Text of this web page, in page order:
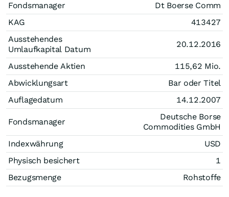
Fondsmanager
Dt Boerse Comm
KAG
413427
Ausstehendes
Umlaufkapital Datum
20.12.2016
Ausstehende Aktien
115,62 Mio.
Abwicklungsart
Bar oder Titel
Auflagedatum
14.12.2007
Fondsmanager
Deutsche Borse
Commodities GmbH
Indexwährung
USD
Physisch besichert
1
Bezugsmenge
Rohstoffe